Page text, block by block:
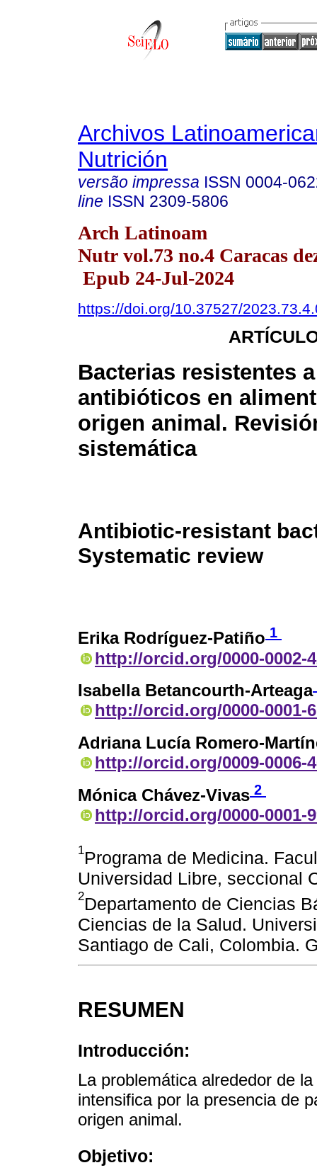
Archivos
Nutrición
versão impressa ISSN 0004-
line ISSN 2309-5806
Arch Latinoam
Nutr vol.73 no.4 Caracas
Epub 24-Jul-2024
https://doi.org/10.37527/
Bacterias resistentes
antibióticos en
origen animal.
sistemática
Antibiotic-resistant
Systematic review
Erika Rodríguez-Patiño 1
http://orcid.org/0000-0002-
Isabella Betancourth-Arteaga
http://orcid.org/0000-0001-
Adriana Lucía Romero-
http://orcid.org/0009-0006-
Mónica Chávez-Vivas 2
http://orcid.org/0000-0001-
1Programa de Medicina.
Universidad Libre, seccional
2Departamento de Ciencias
Ciencias de la Salud.
Santiago de Cali, Colombia.
RESUMEN
Introducción:
La problemática alrededor de
intensifica por la presencia de
origen animal.
Objetivo: